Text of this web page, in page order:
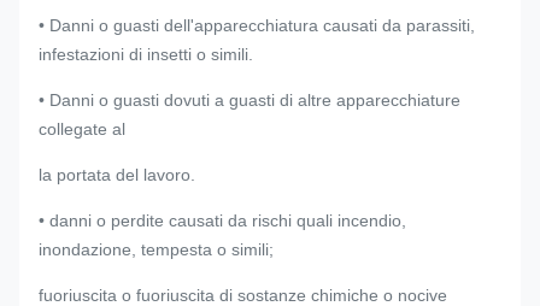
• Danni o guasti dell'apparecchiatura causati da parassiti,
infestazioni di insetti o simili.
• Danni o guasti dovuti a guasti di altre apparecchiature
collegate al
la portata del lavoro.
• danni o perdite causati da rischi quali incendio,
inondazione, tempesta o simili;
fuoriuscita o fuoriuscita di sostanze chimiche o nocive